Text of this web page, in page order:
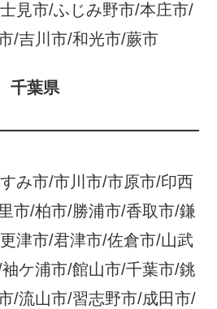
見市/ふじみ野市/本庄市/
/吉川市/和光市/蕨市
千葉県
み市/市川市/市原市/印西
市/柏市/勝浦市/香取市/鎌
津市/君津市/佐倉市/山武
ケ浦市/館山市/千葉市/銚
/流山市/習志野市/成田市/